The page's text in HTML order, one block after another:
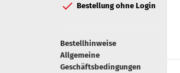
Bestellung ohne Login
Bestellhinweise
Allgemeine
Geschäftsbedingungen